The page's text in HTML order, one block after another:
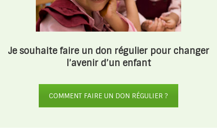
Je souhaite faire un don régulier pour changer
l’avenir d’un enfant
COMMENT FAIRE UN DON RÉGULIER ?